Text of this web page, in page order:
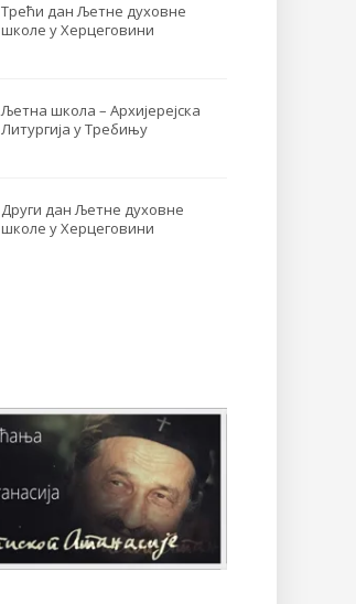
Трећи дан Љетне духовне
школе у Херцеговини
Љетна школа – Архијерејска
Литургија у Требињу
Други дан Љетне духовне
школе у Херцеговини